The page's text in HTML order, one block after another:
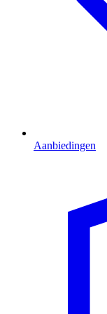
Aanbiedingen